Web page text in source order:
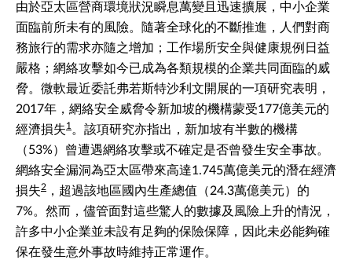
由於亞太區營商環境狀況瞬息萬變且迅速擴展，中小企業
面臨前所未有的風險。隨著全球化的不斷推進，人們對商
務旅行的需求亦隨之增加；工作場所安全與健康規例日益
嚴格；網絡攻擊如今已成為各類規模的企業共同面臨的威
脅。微軟最近委託弗若斯特沙利文開展的一項研究表明，
2017年，網絡安全威脅令新加坡的機構蒙受177億美元的
經濟損失1 。該項研究亦指出，新加坡有半數的機構
（53%）曾遭遇網絡攻擊或不確定是否曾發生安全事故。
網絡安全漏洞為亞太區帶來高達1.745萬億美元的潛在經濟
損失2
，超過該地區國內生產總值（24.3萬億美元）的
7%。然而，儘管面對這些驚人的數據及風險上升的情況，
許多中小企業並未設有足夠的保險保障，因此未必能夠確
保在發生意外事故時維持正常運作。